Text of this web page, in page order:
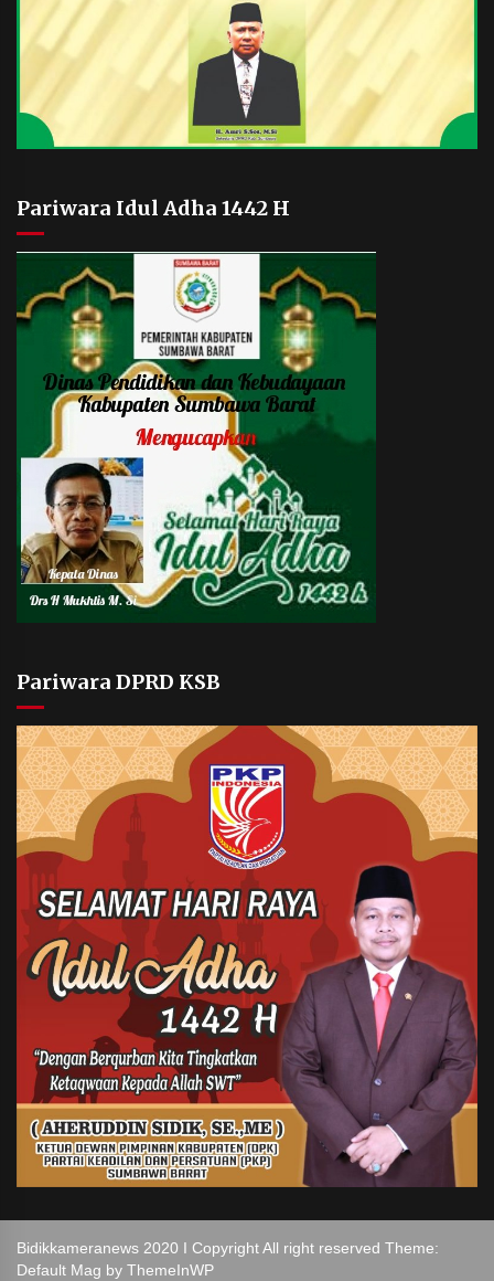
Pariwara Idul Adha 1442 H
Pariwara DPRD KSB
Bidikkameranews 2020 I Copyright All right reserved Theme:
Default Mag by ThemeInWP